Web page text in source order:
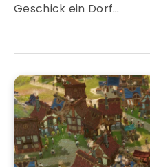
Geschick ein Dorf…